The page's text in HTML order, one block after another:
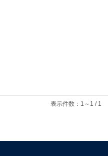
表示件数：1～1 / 1